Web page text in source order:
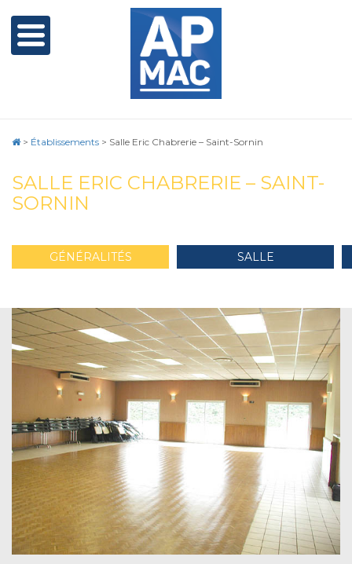
> Établissements > Salle Eric Chabrerie – Saint-Sornin
SALLE ERIC CHABRERIE – SAINT-
SORNIN
GÉNÉRALITÉS SALLE